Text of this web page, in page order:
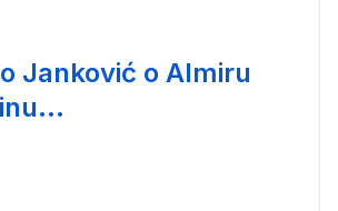
Janković o Almiru